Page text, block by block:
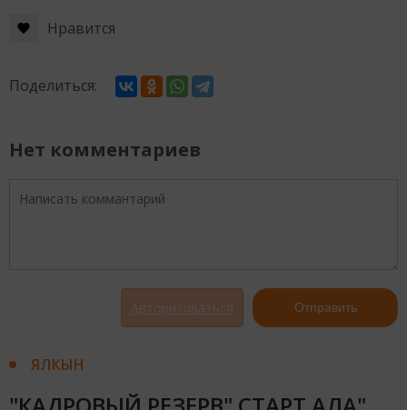
Нравится
Поделиться:
Нет комментариев
Авторизоваться Отправить
ЯЛКЫН